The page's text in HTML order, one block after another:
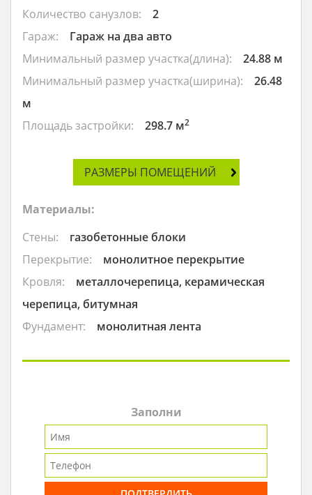
Количество санузлов:
2
Гараж:
Гараж на два авто
Минимальный размер участка(длина):
24.88 м
Минимальный размер участка(ширина):
26.48
м
Площадь застройки:
298.7 м2
РАЗМЕРЫ ПОМЕЩЕНИЙ
Материалы:
Стены:
газобетонные блоки
Перекрытие:
монолитное перекрытие
Кровля:
металлочерепица, керамическая
черепица, битумная
Фундамент:
монолитная лента
Заполни